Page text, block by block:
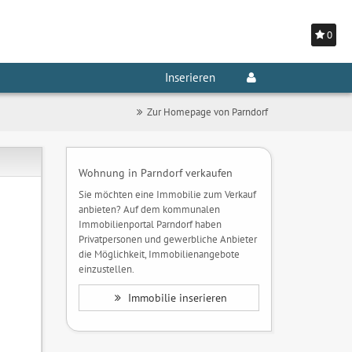
0
Inserieren
Zur Homepage von Parndorf
Wohnung in Parndorf verkaufen
Sie möchten eine Immobilie zum Verkauf
anbieten? Auf dem kommunalen
Immobilienportal Parndorf haben
Privatpersonen und gewerbliche Anbieter
die Möglichkeit, Immobilienangebote
einzustellen.
Immobilie inserieren